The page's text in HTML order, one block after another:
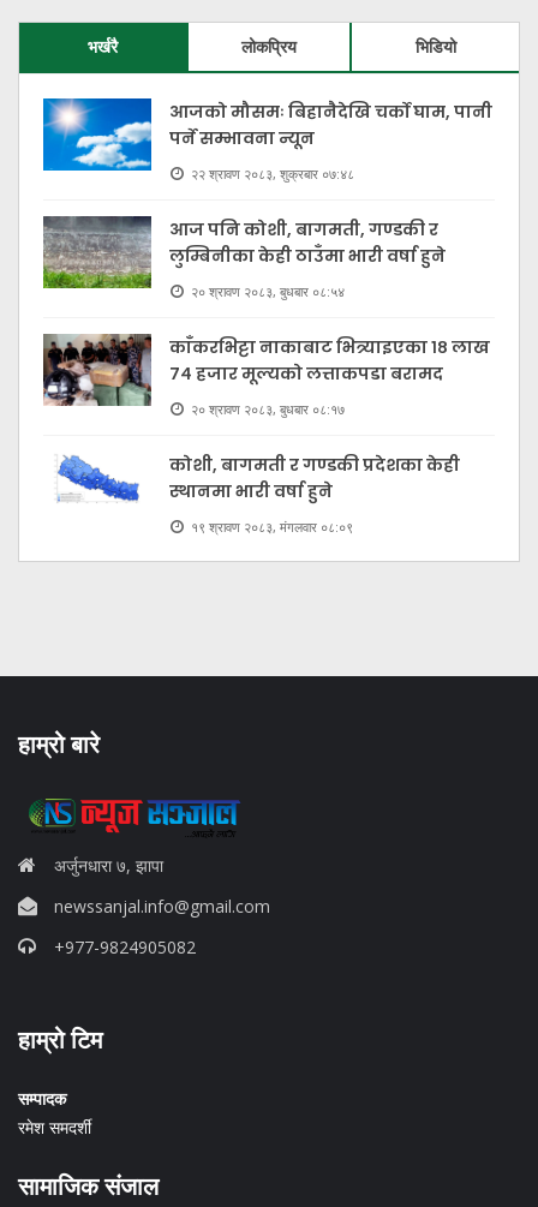
भर्खरै लोकप्रिय भिडियो
आजको मौसमः बिहानैदेखि चर्को घाम, पानी
पर्ने सम्भावना न्यून
२२ श्रावण २०८३, शुक्रबार ०७:४८
आज पनि कोशी, बागमती, गण्डकी र
लुम्बिनीका केही ठाउँमा भारी वर्षा हुने
२० श्रावण २०८३, बुधबार ०८:५४
काँकरभिट्टा नाकाबाट भित्र्याइएका १८ लाख
७४ हजार मूल्यकाे लत्ताकपडा बरामद
२० श्रावण २०८३, बुधबार ०८:१७
कोशी, बागमती र गण्डकी प्रदेशका केही
स्थानमा भारी वर्षा हुने
१९ श्रावण २०८३, मंगलवार ०८:०९
हाम्रो बारे
अर्जुनधारा ७, झापा
newssanjal.info@gmail.com
+977-9824905082
b88 slot
daftar slot88
judi slot online pulsa
info rtp slot gacor
हाम्रो टिम
सम्पादक
रमेश समदर्शी
सामाजिक संजाल